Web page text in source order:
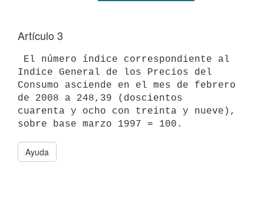
Artículo 3
Indice General de los Precios del
Consumo asciende en el mes de febrero
de 2008 a 248,39 (doscientos
cuarenta y ocho con treinta y nueve),
Ayuda